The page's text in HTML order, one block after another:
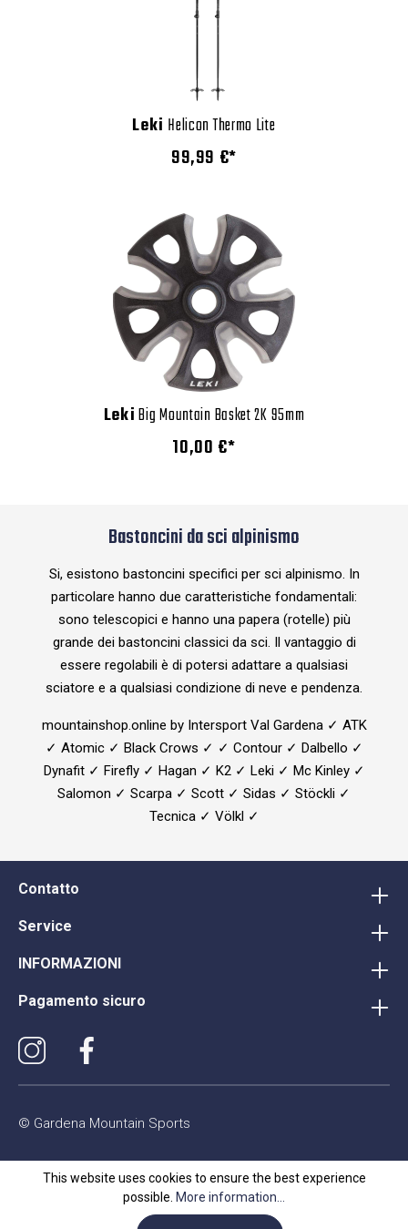
Leki Helicon Thermo Lite
99,99 €*
LekiBig Mountain Basket 2K 95mm
10,00 €*
Bastoncini da sci alpinismo
Si, esistono bastoncini specifici per sci alpinismo. In
particolare hanno due caratteristiche fondamentali:
sono telescopici e hanno una papera (rotelle) più
grande dei bastoncini classici da sci. Il vantaggio di
essere regolabili è di potersi adattare a qualsiasi
sciatore e a qualsiasi condizione di neve e pendenza.
mountainshop.online by Intersport Val Gardena ✓ ATK
✓ Atomic ✓ Black Crows ✓ ✓ Contour ✓ Dalbello ✓
Dynafit ✓ Firefly ✓ Hagan ✓ K2 ✓ Leki ✓ Mc Kinley ✓
Salomon ✓ Scarpa ✓ Scott ✓ Sidas ✓ Stöckli ✓
Tecnica ✓ Völkl ✓
Contatto
Service
INFORMAZIONI
Pagamento sicuro
© Gardena Mountain Sports
This website uses cookies to ensure the best experience
possible. More information...